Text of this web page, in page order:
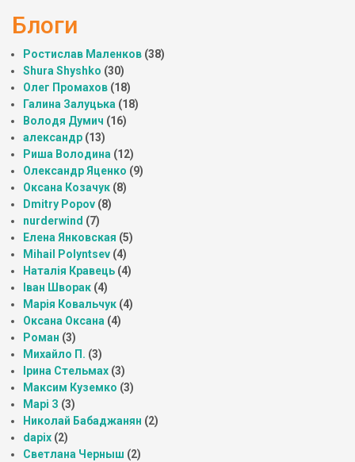
Блоги
Ростислав Маленков (38)
Shura Shyshko (30)
Олег Промахов (18)
Галина Залуцька (18)
Володя Думич (16)
александр (13)
Риша Володина (12)
Олександр Яценко (9)
Оксана Козачук (8)
Dmitry Popov (8)
nurderwind (7)
Елена Янковская (5)
Mihail Polyntsev (4)
Наталія Кравець (4)
Іван Шворак (4)
Марія Ковальчук (4)
Оксана Оксана (4)
Роман (3)
Михайло П. (3)
Ірина Стельмах (3)
Максим Куземко (3)
Марі З (3)
Николай Бабаджанян (2)
dapix (2)
Светлана Черныш (2)